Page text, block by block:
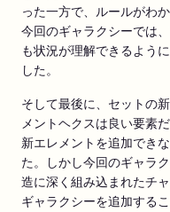
った一方で、ルールがわ
今回のギャラクシーでは
も状況が理解できるよう
した。
そして最後に、セットの
メントヘクスは良い要素
新エレメントを追加でき
た。しかし今回のギャラ
造に深く組み込まれたチ
ギャラクシーを追加する